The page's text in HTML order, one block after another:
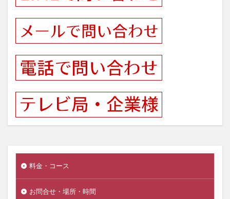
料金・コース
お問合せ・場所・時間